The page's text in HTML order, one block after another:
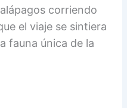
corriendo
el viaje se sintiera
fauna única de la